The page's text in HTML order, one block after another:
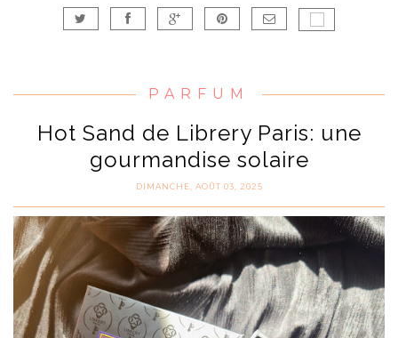
PARFUM
Hot Sand de Librery Paris: une
gourmandise solaire
DIMANCHE, AOÛT 03, 2025